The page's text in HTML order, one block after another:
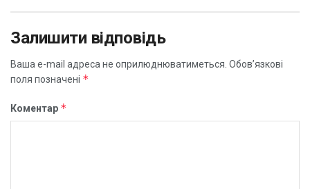
Залишити відповідь
Ваша e-mail адреса не оприлюднюватиметься. Обов’язкові
поля позначені *
Коментар *